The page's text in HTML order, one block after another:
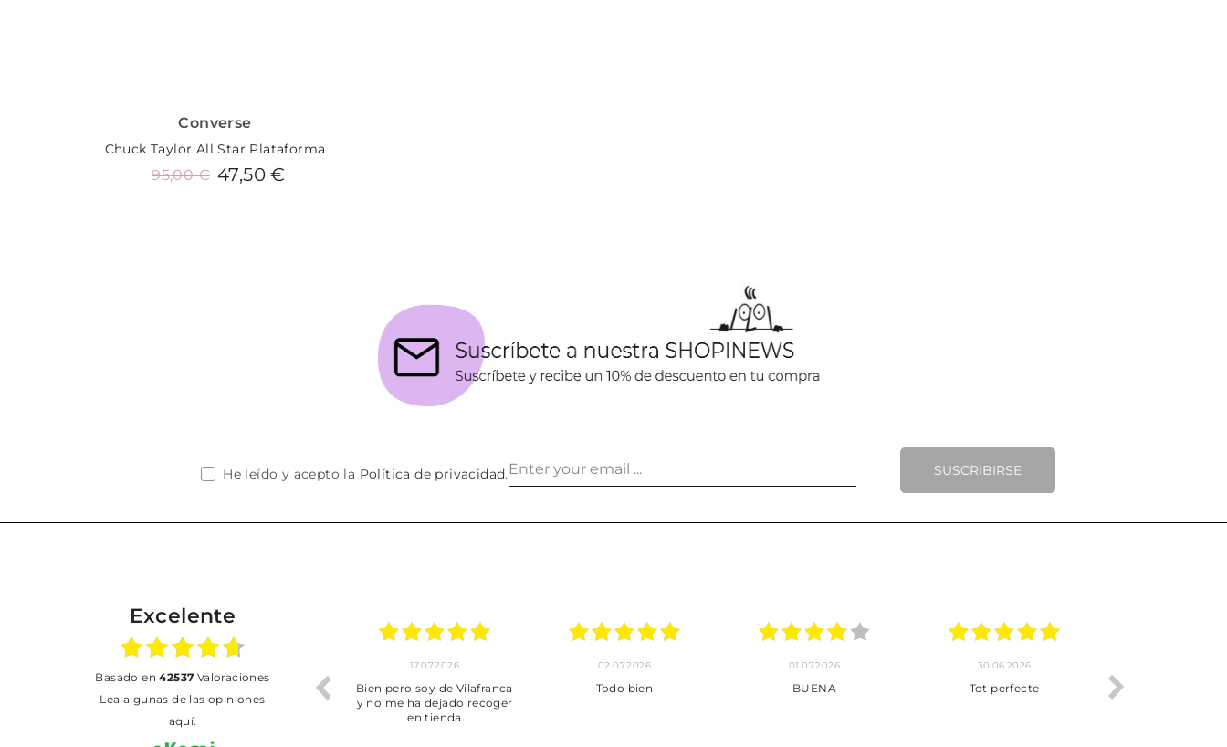
Converse
Chuck Taylor All Star Plataforma
47,50 €
95,00 €
SUSCRIBIRSE
He leído y acepto la Política de privacidad.
Excelente
basado en42537 Valoraciones
Lea algunas de las opiniones
aquí.
24.06.2026
***
23.06.2026
Pedido hecho, pedido
22.06.2026
Servicio muy completo
20.06.2026
Envío rápido